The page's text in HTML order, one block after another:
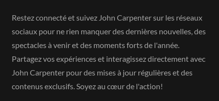
Restez connecté et suivez John Carpenter sur les réseaux
sociaux pour ne rien manquer des dernières nouvelles, des
spectacles à venir et des moments forts de l'année.
Partagez vos expériences et interagissez directement avec
John Carpenter pour des mises à jour régulières et des
contenus exclusifs. Soyez au cœur de l'action!